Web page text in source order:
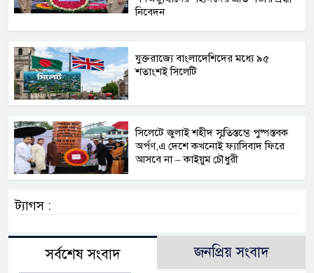
নিবেদন
যুক্তরাজ্যে বাংলাদেশিদের মধ্যে ৯৫
শতাংশই সিলেটি
সিলেটে জুলাই শহীদ স্মৃতিস্তম্ভে পুষ্পস্তবক
অর্পণ,এ দেশে কখনোই ফ্যাসিবাদ ফিরে
আসবে না – কাইয়ুম চৌধুরী
ট্যাগস :
সর্বশেষ সংবাদ জনপ্রিয় সংবাদ